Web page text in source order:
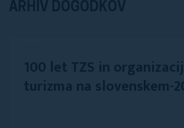
ARHIV DOGODKOV
100 let TZS in
turizma na slovenskem-